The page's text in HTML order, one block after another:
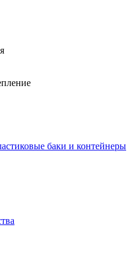
баки и контейнеры